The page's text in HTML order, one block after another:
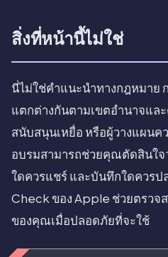
สิ่งที่หน้านี้ไม่ใช่
นี่ไม่ใช่คำแนะนำทางกฎหมาย
แตกต่างกันตามเขตอำนาจแล
สนับสนุนเหยื่อ หรือผู้วางแผน
อบรมสามารถช่วยคุณตัดสินใจ
ใดควรแชร์ และบันทึกใดควรป
Check ของ Apple ช่วยตรวจ
ของคุณเมื่อปลอดภัยที่จะใช้